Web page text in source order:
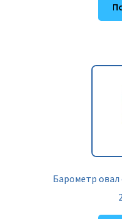
Барометр овал